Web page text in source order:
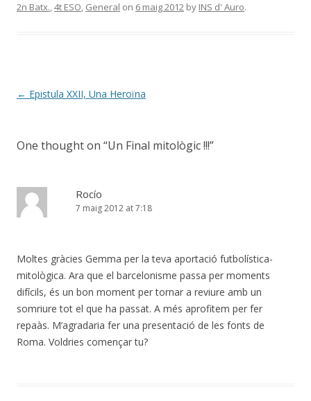
2n Batx.,4t ESO, General on 6 maig 2012 by INS d' Auro.
Post
← Epistula XXII, Una Heroïna
One thought on “Un Final mitològic !!!”
Rocío
7 maig 2012 at 7:18
Moltes gràcies Gemma per la teva aportació futbolística-
mitològica. Ara que el barcelonisme passa per moments
difícils, és un bon moment per tornar a reviure amb un
somriure tot el que ha passat. A més aprofitem per fer
repaàs. M’agradaria fer una presentació de les fonts de
Roma. Voldries començar tu?